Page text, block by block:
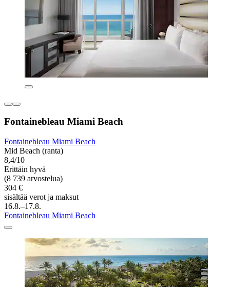
Fontainebleau Miami Beach
Fontainebleau Miami Beach
Mid Beach (ranta)
8,4/10
Erittäin hyvä
(8 739 arvostelua)
304 €
sisältää verot ja maksut
16.8.–17.8.
Fontainebleau Miami Beach